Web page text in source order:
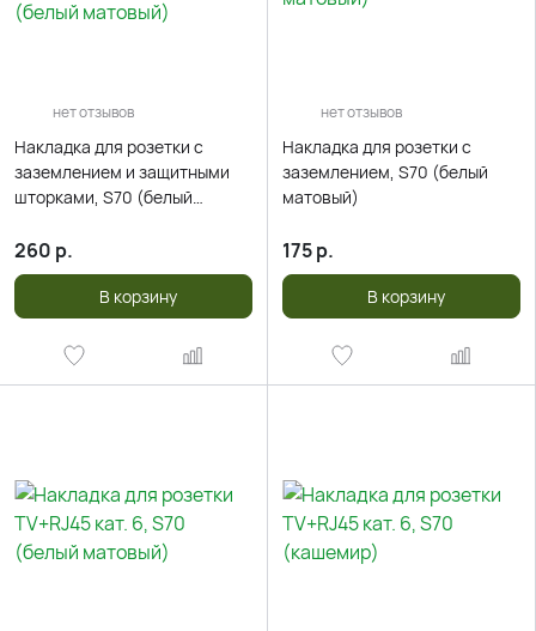
нет отзывов
Накладка для розетки с
заземлением и защитными
шторками, S70 (белый
260 р.
В корзину
нет отзывов
Накладка для розетки с
заземлением, S70 (белый
матовый)
175р.
В корзину